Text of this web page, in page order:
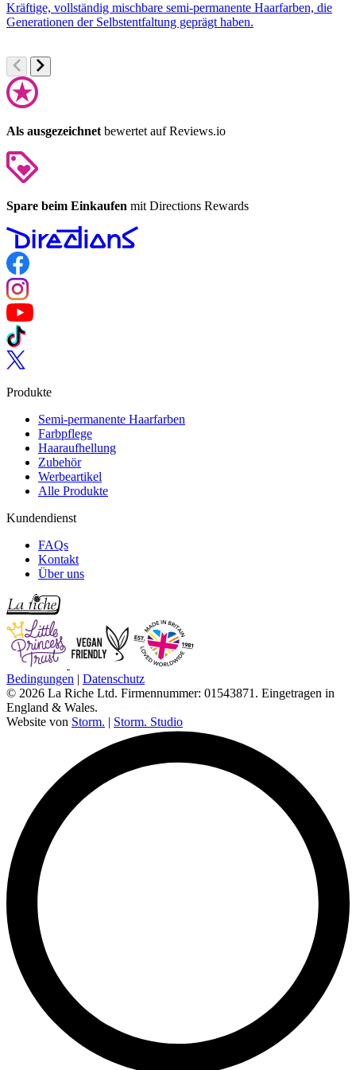
Kräftige, vollständig mischbare semi-permanente Haarfarben, die
Generationen der Selbstentfaltung geprägt haben.
Als ausgezeichnet bewertet auf Reviews.io
Spare beim Einkaufen mit Directions Rewards
Follow us on Facebook
Follow us on Instagram
Follow us on YouTube
Follow us on TikTok
Follow us on Twitter
Produkte
Semi-permanente Haarfarben
Farbpflege
Haaraufhellung
Zubehör
Werbeartikel
Alle Produkte
Kundendienst
FAQs
Kontakt
Über uns
Bedingungen | Datenschutz
© 2026 La Riche Ltd. Firmennummer: 01543871. Eingetragen in
England & Wales.
Website von Storm. | Storm. Studio